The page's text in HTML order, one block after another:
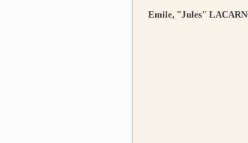
Emile, "Jules"